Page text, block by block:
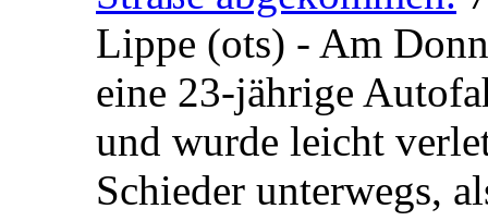
Lippe (ots) - Am
eine 23-jährige
und wurde leicht
Schieder unterwegs,